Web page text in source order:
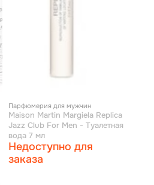
Парфюмерия для мужчин
Maison Martin Margiela Replica
Jazz Club For Men - Туалетная
вода 7 мл
Недоступно для
заказа